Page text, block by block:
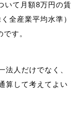
いて月額8万円の賃
全産業平均水準）
法人だけでなく、
算して考えてよい